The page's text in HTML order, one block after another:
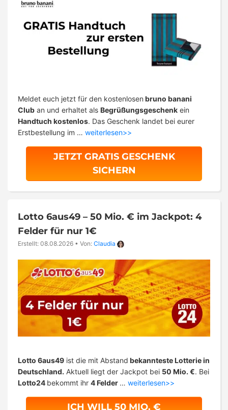
Meldet euch jetzt für den kostenlosen bruno banani
Club an und erhaltet als Begrüßungsgeschenk ein
Handtuch kostenlos. Das Geschenk landet bei eurer
Erstbestellung im … weiterlesen>>
JETZT GRATIS GESCHENK
SICHERN
Lotto 6aus49 – 50 Mio. € im Jackpot: 4
Felder für nur 1€
Erstellt: 08.08.2026 • Von: Claudia
Lotto 6aus49 ist die mit Abstand bekannteste Lotterie in
Deutschland. Aktuell liegt der Jackpot bei 50 Mio. €. Bei
Lotto24 bekommt ihr 4 Felder … weiterlesen>>
ICH WILL 50 MIO. €